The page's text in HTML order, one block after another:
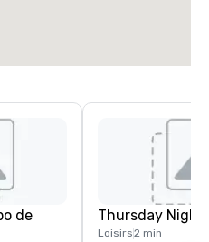
de
Thursday Night
Loisirs2 min